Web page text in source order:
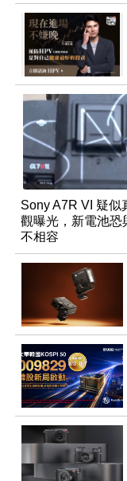
Sony A7R VI 疑似
觀曝光，新電池恐
不相容